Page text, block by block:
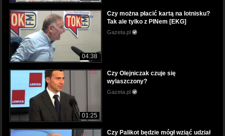
04:38
Czy można płacić kartą na lotnisku?
Tak ale tylko z PINem [EKG]
Gazeta.pl
01:25
Czy Olejniczak czuje się
wylaszczony?
Gazeta.pl
Czy Palikot będzie mógł wziąć udział